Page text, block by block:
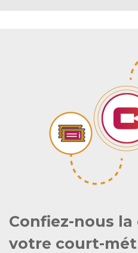
Confiez-nous
votre court-